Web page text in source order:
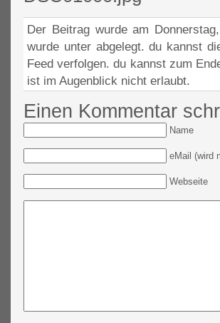
Der Beitrag wurde am
wurde unter abgelegt. du kannst
Feed verfolgen. du kannst zum
ist im Augenblick nicht erlaubt.
Einen Kommentar
Name
eMail (wird
Webseite